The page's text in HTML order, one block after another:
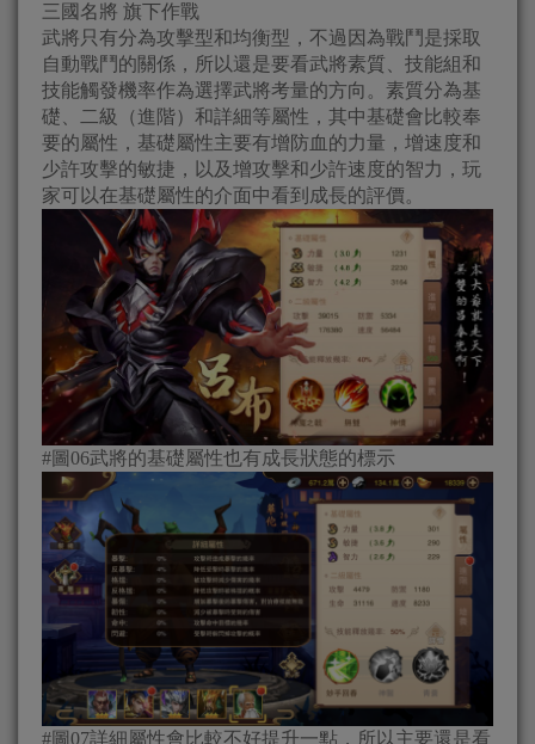
三國名將 旗下作戰
武將只有分為攻擊型和均衡型，不過因為戰鬥是採取
自動戰鬥的關係，所以還是要看武將素質、技能組和
技能觸發機率作為選擇武將考量的方向。素質分為基
礎、二級（進階）和詳細等屬性，其中基礎會比較奉
要的屬性，基礎屬性主要有增防血的力量，增速度和
少許攻擊的敏捷，以及增攻擊和少許速度的智力，玩
家可以在基礎屬性的介面中看到成長的評價。
#圖06武將的基礎屬性也有成長狀態的標示
#圖07詳細屬性會比較不好提升一點，所以主要還是看